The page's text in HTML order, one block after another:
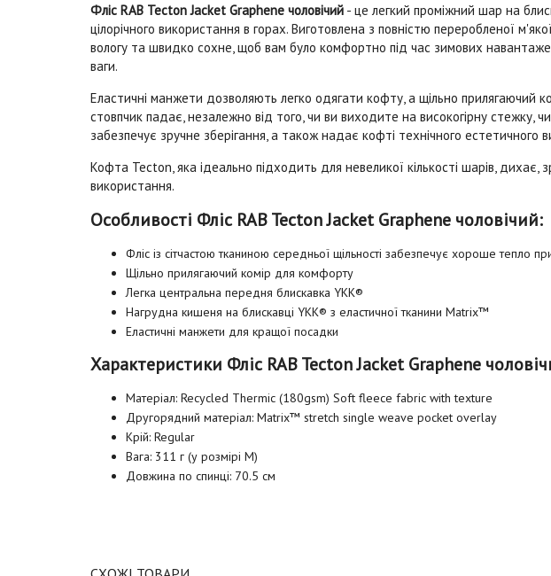
Фліс RAB Tecton Jacket Graphene чоловічий - це легкий проміжний шар на
цілорічного використання в горах. Виготовлена з повністю переробленої
вологу та швидко сохне, щоб вам було комфортно під час зимових
ваги.
Еластичні манжети дозволяють легко одягати кофту, а щільно прилягаючий
стовпчик падає, незалежно від того, чи ви виходите на високогірну стежку,
забезпечує зручне зберігання, а також надає кофті технічного естетичного
Кофта Tecton, яка ідеально підходить для невеликої кількості шарів, дихає,
використання.
Особливості Фліс RAB Tecton Jacket Graphene чоловічий:
Фліс із сітчастою тканиною середньої щільності забезпечує хороше тепло
Щільно прилягаючий комір для комфорту
Легка центральна передня блискавка YKK®
Нагрудна кишеня на блискавці YKK® з еластичної тканини Matrix™
Еластичні манжети для кращої посадки
Характеристики Фліс RAB Tecton Jacket Graphene
Матеріал: Recycled Thermic (180gsm) Soft fleece fabric with texture
Другорядний матеріал: Matrix™ stretch single weave pocket overlay
Крій: Regular
Вага: 311 г (у розмірі M)
Довжина по спинці: 70.5 см